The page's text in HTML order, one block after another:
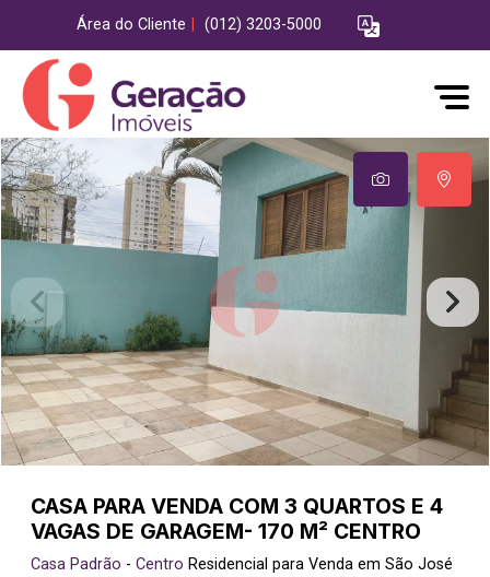
Área do Cliente (012) 3203-5000
CASA PARA VENDA COM 3 QUARTOS E 4
VAGAS DE GARAGEM- 170 M² CENTRO
Casa Padrão - Centro Residencial para Venda em São José